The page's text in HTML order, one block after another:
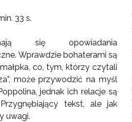
33 s.
się opowiadania
Wprawdzie bohaterami są
co, tym, którzy czytali
może przywodzić na myśl
jednak ich relacje są
tekst, ale jak
uwagi.